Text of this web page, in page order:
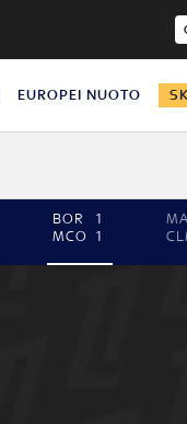
EUROPEI NUOTO
BOR
1
MCO 1